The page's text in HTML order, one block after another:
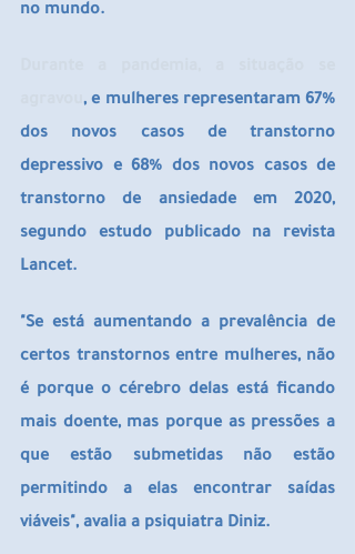
no mundo.
, e mulheres representaram 67%
dos novos casos de transtorno
depressivo e 68% dos novos casos de
transtorno de ansiedade em 2020,
segundo estudo publicado na revista
Lancet.
"Se está aumentando a prevalência de
certos transtornos entre mulheres, não
é porque o cérebro delas está ficando
mais doente, mas porque as pressões a
que estão submetidas não estão
permitindo a elas encontrar saídas
viáveis", avalia a psiquiatra Diniz.